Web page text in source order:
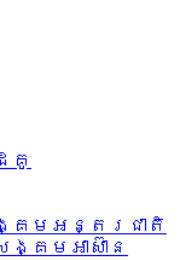
គូ
គមអន្តរជាតិ
គមអាស៊ាន​